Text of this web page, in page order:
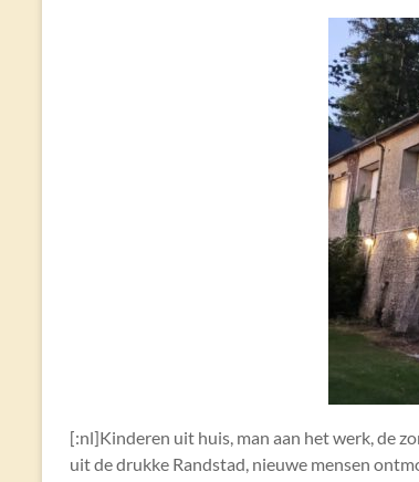
[:nl]Kinderen uit huis, man aan het werk, de
uit de drukke Randstad, nieuwe mensen